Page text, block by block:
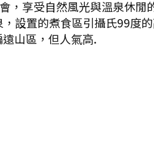
，享受自然風光與溫泉休
設置的煮食區引攝氏99度
山區，但人氣高.